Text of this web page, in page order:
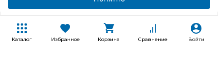
Каталог Избранное Корзина Сравнение Войти
Покупателям